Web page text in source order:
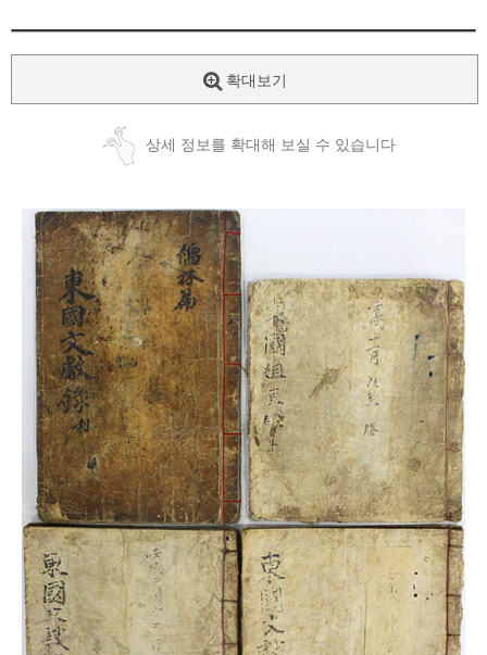
확대보기
상세 정보를 확대해 보실 수 있습니다